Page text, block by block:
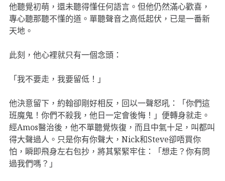
他聽覺初萌，還未聽得懂任何語言。但他仍然滿心歡喜，
專心聽那聽不懂的道。單聽聲音之高低起伏，已是一番新
天地。
此刻，他心裡就只有一個念頭：
「我不要走，我要留低！」
他決意留下，約翰卻剛好相反，回以一聲怒吼：「你們這
班魔鬼！你們不殺我，他日一定會後悔！」便轉身就走。
經Amos醫治後，他不單聽覺恢復，而且中氣十足，叫都叫
得大聲過人。只是你有你聲大，Nick和Steve卻唔買你
怕，瞬即飛身左右包抄，將其緊緊牢住：「想走？你有問
過我們嗎？」